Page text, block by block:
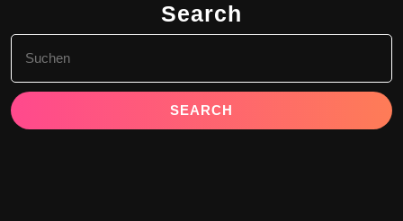
Search
for: